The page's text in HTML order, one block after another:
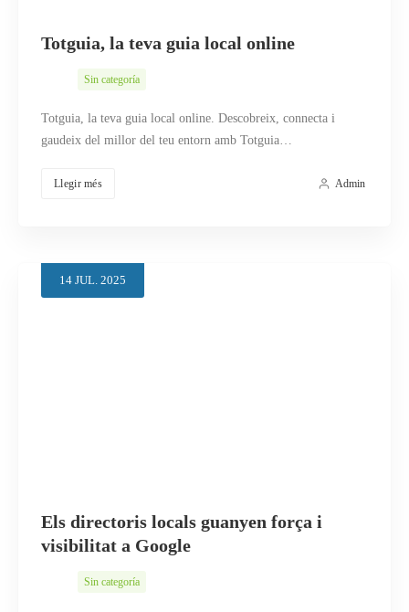
Totguia, la teva guia local online
Sin categoría
Totguia, la teva guia local online. Descobreix, connecta i
gaudeix del millor del teu entorn amb Totguia…
Llegir més Admin
14 JUL. 2025
Els directoris locals guanyen força i
visibilitat a Google
Sin categoría